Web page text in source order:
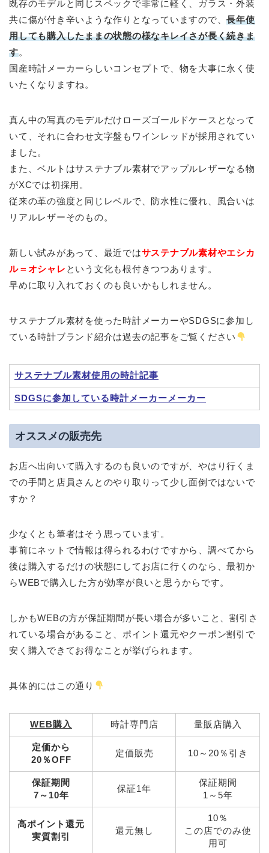
既存のモデルと同じスペックで非常に軽く、ガラス・外装
共に傷が付き辛いような作りとなっていますので、長年使
用しても購入したままの状態の様なキレイさが長く続きま
す。
国産時計メーカーらしいコンセプトで、物を大事に永く使
いたくなりますね。
真ん中の写真のモデルだけローズゴールドケースとなって
いて、それに合わせ文字盤もワインレッドが採用されてい
ました。
また、ベルトはサステナブル素材でアップルレザーなる物
がXCでは初採用。
従来の革の強度と同じレベルで、防水性に優れ、風合いは
リアルレザーそのもの。
新しい試みがあって、最近ではサステナブル素材やエシカ
ル＝オシャレ という文化も根付きつつあります。
早めに取り入れておくのも良いかもしれません。
サステナブル素材を使った時計メーカーやSDGSに参加し
ている時計ブランド紹介は過去の記事をご覧ください
サステナブル素材使用の時計記事
SDGSに参加している時計メーカーメーカー
オススメの販売先
お店へ出向いて購入するのも良いのですが、やはり行くま
での手間と店員さんとのやり取りって少し面倒ではないで
すか？
少なくとも筆者はそう思っています。
事前にネットで情報は得られるわけですから、調べてから
後は購入するだけの状態にしてお店に行くのなら、最初か
らWEBで購入した方が効率が良いと思うからです。
しかもWEBの方が保証期間が長い場合が多いこと、割引さ
れている場合があること、ポイント還元やクーポン割引で
安く購入できてお得なことが挙げられます。
具体的にはこの通り
WEB購入 時計専門店 量販店購入
定価から
20％OFF
定価販売 10～20％引き
保証期間
7～10年
保証1年
保証期間
1～5年
高ポイント還元
実質割引
還元無し
10％
この店でのみ使
用可